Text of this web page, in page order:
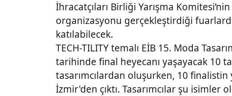
İhracatçıları Birliği Yarışma
organizasyonu gerçekleştirdiği
katılabilecek.
TECH-TILITY temalı EİB 15. Moda
tarihinde final heyecanı yaşayacak 10
tasarımcılardan oluşurken, 10
İzmir'den çıktı. Tasarımcılar şu isimler